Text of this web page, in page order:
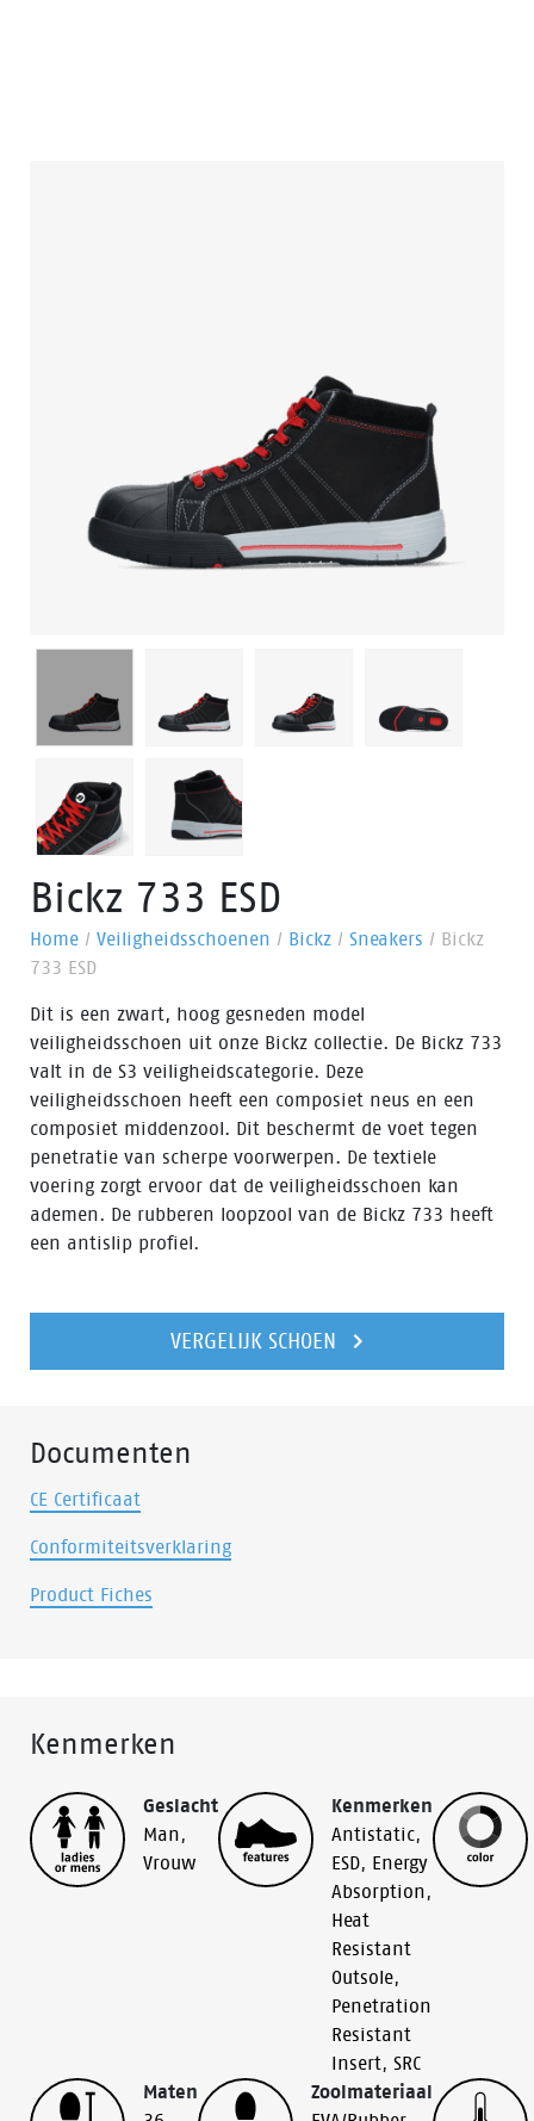
Bickz 733 ESD
Home / Veiligheidsschoenen / Bickz / Sneakers / Bickz
733 ESD
Dit is een zwart, hoog gesneden model
veiligheidsschoen uit onze Bickz collectie. De Bickz 733
valt in de S3 veiligheidscategorie. Deze
veiligheidsschoen heeft een composiet neus en een
composiet middenzool. Dit beschermt de voet tegen
penetratie van scherpe voorwerpen. De textiele
voering zorgt ervoor dat de veiligheidsschoen kan
ademen. De rubberen loopzool van de Bickz 733 heeft
een antislip profiel.
VERGELIJK SCHOEN
Documenten
CE Certificaat
Conformiteitsverklaring
Product Fiches
Kenmerken
Geslacht
Man,
Vrouw
Kenmerken
Antistatic,
ESD, Energy
Absorption,
Heat
Resistant
Outsole,
Penetration
Resistant
Insert, SRC
Maten
Zoolmateriaal